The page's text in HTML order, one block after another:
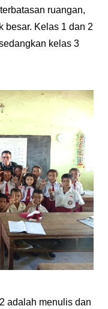
ruangan,
besar. Kelas 1 dan 2
kelas 3
adalah menulis dan